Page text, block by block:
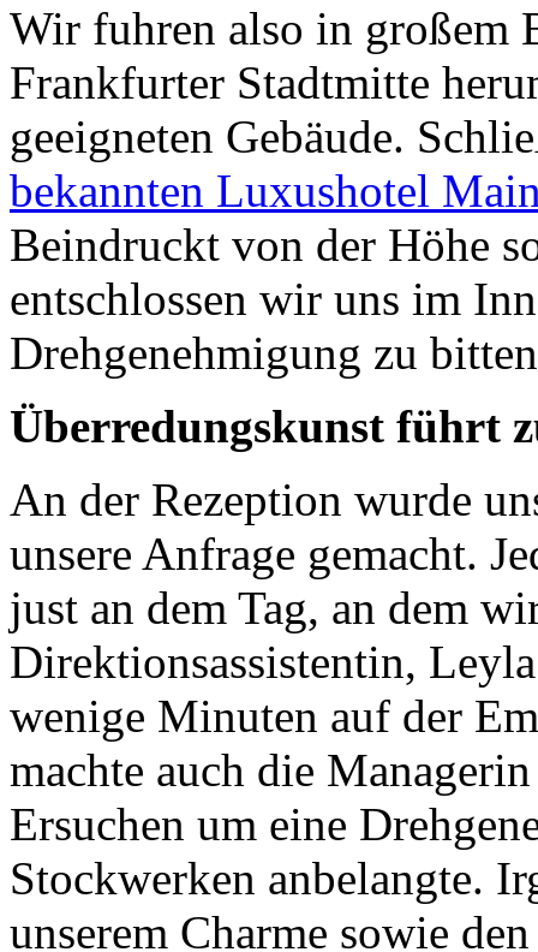
Wir fuhren also in großem
Frankfurter Stadtmitte
geeigneten Gebäude.
bekannten Luxushotel
Beindruckt von der Höhe
entschlossen wir uns im
Drehgenehmigung zu
Überredungskunst führt
An der Rezeption wurde
unsere Anfrage gemacht.
just an dem Tag, an dem
Direktionsassistentin,
wenige Minuten auf der
machte auch die
Ersuchen um eine
Stockwerken anbelangte.
unserem Charme sowie